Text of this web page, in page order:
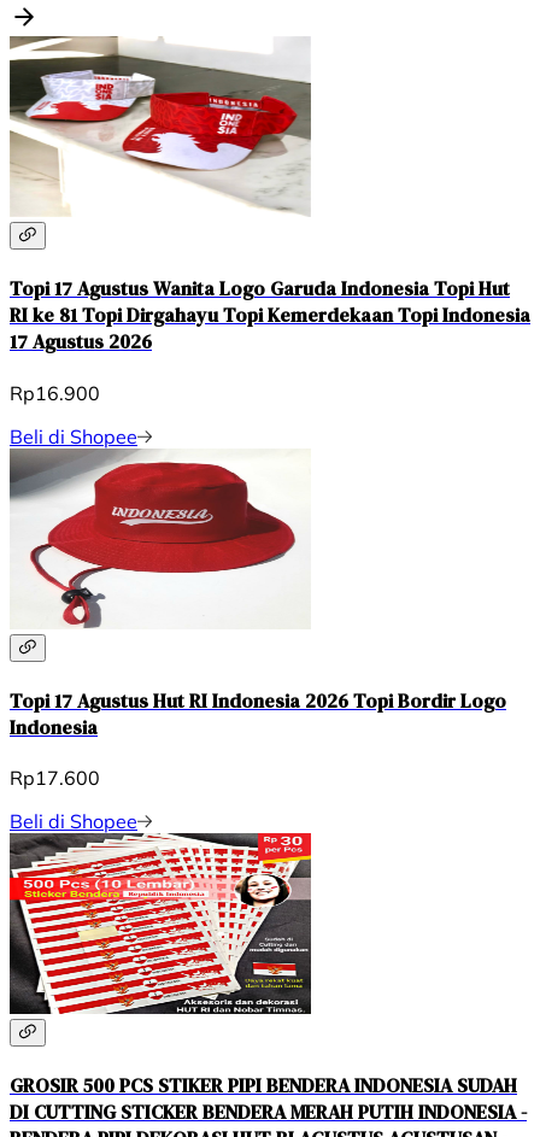
Topi 17 Agustus Wanita Logo Garuda Indonesia Topi Hut
RI ke 81 Topi Dirgahayu Topi Kemerdekaan Topi Indonesia
17 Agustus 2026
Rp16.900
Beli di Shopee
Topi 17 Agustus Hut RI Indonesia 2026 Topi Bordir Logo
Indonesia
Rp17.600
Beli di Shopee
GROSIR 500 PCS STIKER PIPI BENDERA INDONESIA SUDAH
DI CUTTING STICKER BENDERA MERAH PUTIH INDONESIA -